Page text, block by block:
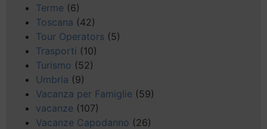
Terme (6)
Toscana (42)
Tour Operators (5)
Trasporti (10)
Turismo (52)
Umbria (9)
Vacanza per Famiglie (59)
vacanze (107)
Vacanze Capodanno (26)